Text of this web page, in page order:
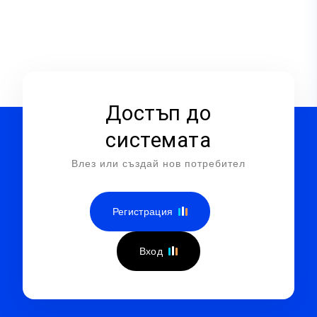
Достъп до
системата
Влез или създай нов потребител
Регистрация
Вход